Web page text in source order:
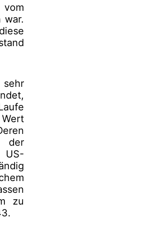
war.
der
US-
zu